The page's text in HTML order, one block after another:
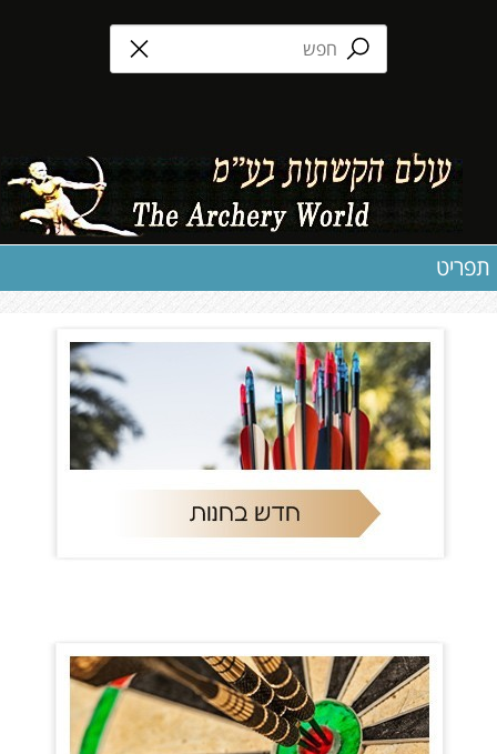
תפריט